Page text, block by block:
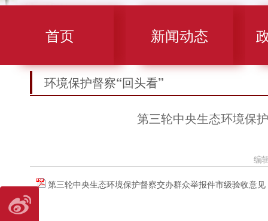
首页 新闻动态
环境保护督察“回头看”
第三轮中央生态环境保
编
第三轮中央生态环境保护督察交办群众举报件市级验收意